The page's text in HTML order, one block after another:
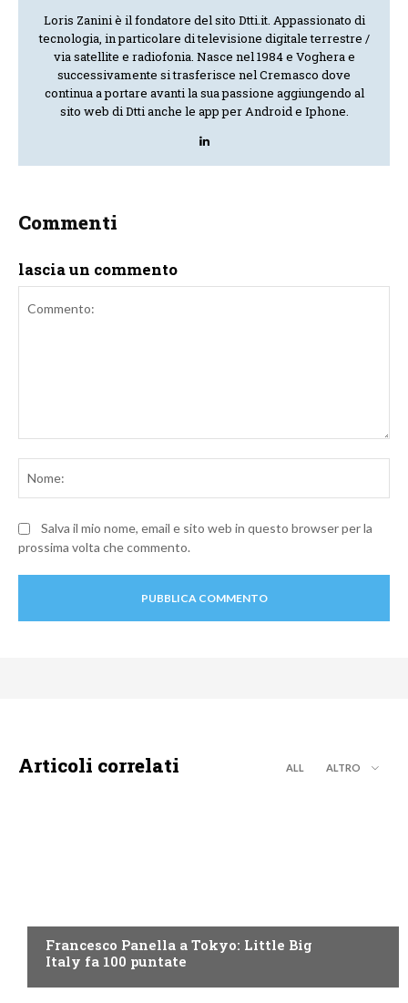
Loris Zanini è il fondatore del sito Dtti.it. Appassionato di
tecnologia, in particolare di televisione digitale terrestre /
via satellite e radiofonia. Nasce nel 1984 e Voghera e
successivamente si trasferisce nel Cremasco dove
continua a portare avanti la sua passione aggiungendo al
sito web di Dtti anche le app per Android e Iphone.
Commenti
lascia un commento
Salva il mio nome, email e sito web in questo browser per la
prossima volta che commento.
Articoli correlati ALL ALTRO
Francesco Panella a Tokyo: Little Big
Italy fa 100 puntate